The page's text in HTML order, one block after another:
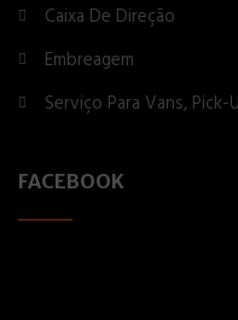
Caixa De Direção
Embreagem
Serviço Para Vans,
FACEBOOK